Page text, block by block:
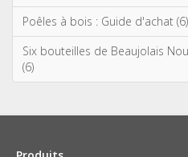
Poêles à bois : Guide d'achat (6)
Six bouteilles de Beaujolais
(6)